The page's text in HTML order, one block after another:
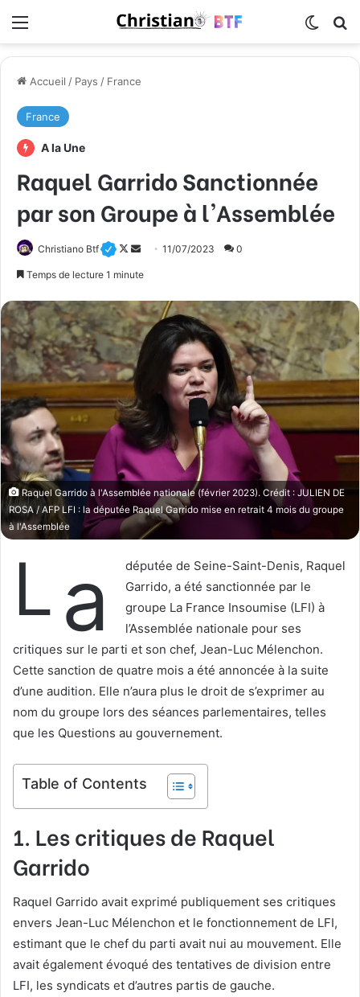
Accueil / Pays / France
France
A la Une
Raquel Garrido Sanctionnée
par son Groupe à l'Assemblée
Christiano Btf
F
l
o
w
o
n
X
o
y
e
c
r
r
i
e
11/07/2023 0
Temps de lecture 1 minute
Raquel Garrido à l'Assemblée nationale (février 2023). Crédit : JULIEN DE
ROSA / AFP LFI : la députée Raquel Garrido mise en retrait 4 mois du groupe
à l'Assemblée
La
députée de Seine-Saint-Denis, Raquel
Garrido, a été sanctionnée par le
groupe La France Insoumise (LFI) à
l’Assemblée nationale pour ses
critiques sur le parti et son chef, Jean-Luc Mélenchon.
Cette sanction de quatre mois a été annoncée à la suite
d’une audition. Elle n’aura plus le droit de s’exprimer au
nom du groupe lors des séances parlementaires, telles
que les Questions au gouvernement.
Table of Contents
1. Les critiques de Raquel
Garrido
Raquel Garrido avait exprimé publiquement ses critiques
envers Jean-Luc Mélenchon et le fonctionnement de LFI,
estimant que le chef du parti avait nui au mouvement. Elle
avait également évoqué des tentatives de division entre
LFI, les syndicats et d’autres partis de gauche.